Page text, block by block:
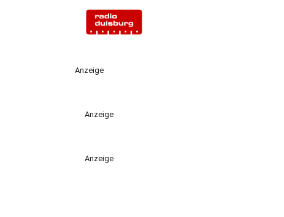
Anzeige
Anzeige
Anzeige